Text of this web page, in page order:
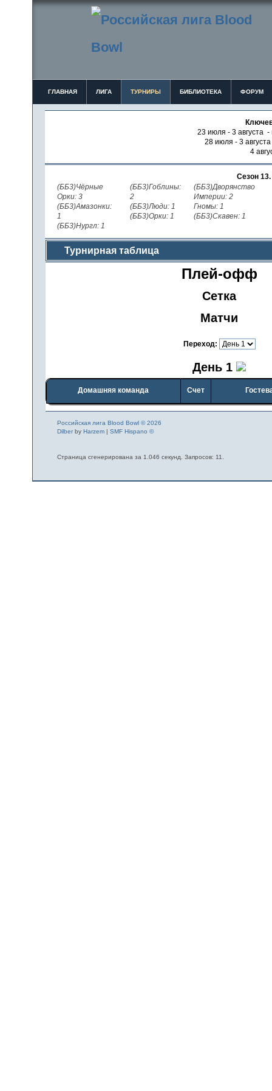
ГЛАВНАЯ ЛИГА ТУРНИРЫ БИБЛИОТЕКА ФОРУМ
23 июля - 3 августа -
28 июля - 3
4
Сезон 13.
(ББ3)Чёрные
Орки: 3
(ББ3)Амазонки:
1
(ББ3)Нургл: 1
(ББ3)Гоблины:
2
(ББ3)Люди: 1
(ББ3)Орки: 1
(ББ3)Дворянство
Империи: 2
Гномы: 1
(ББ3)Скавен: 1
Турнирная таблица
Плей-офф
Сетка
Матчи
Переход:
День 1
Домашняя команда Счет
Российская лига Blood Bowl © 2026
Dilberby Harzem| SMF Hispano ©
Страница сгенерирована за 1.046 секунд. Запросов: 11.